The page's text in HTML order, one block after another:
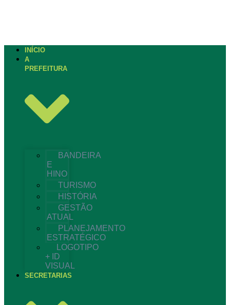
INÍCIO
A
PREFEITURA
BANDEIRA
E
HINO
TURISMO
HISTÓRIA
GESTÃO
ATUAL
PLANEJAMENTO
ESTRATÉGICO
LOGOTIPO
+ ID
VISUAL
SECRETARIAS